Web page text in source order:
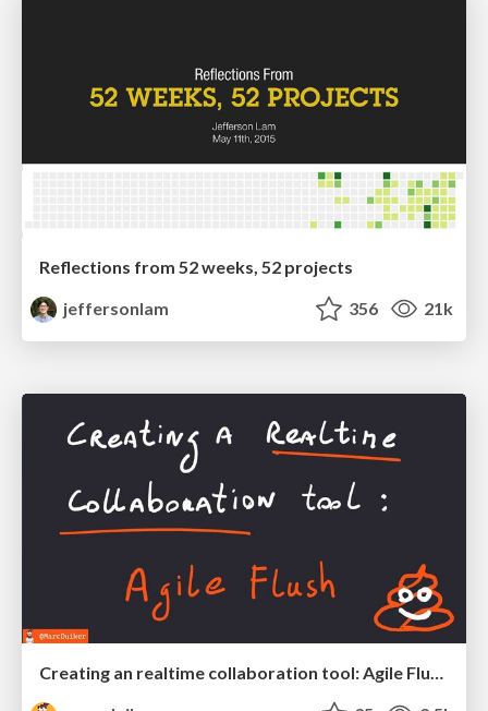
Reflections from 52 weeks, 52 projects
jeffersonlam
356 21k
Creating an realtime collaboration tool: Agile Flush - .NET Oxford